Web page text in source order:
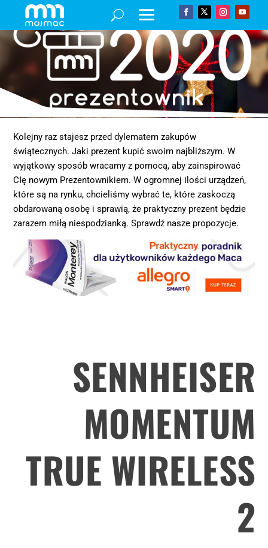
Kolejny raz stajesz przed dylematem zakupów
świątecznych. Jaki prezent kupić swoim najbliższym. W
wyjątkowy sposób wracamy z pomocą, aby zainspirować
CIę nowym Prezentownikiem. W ogromnej ilości urządzeń,
które są na rynku, chcieliśmy wybrać te, które zaskoczą
obdarowaną osobę i sprawią, że praktyczny prezent będzie
zarazem miłą niespodzianką. Sprawdź nasze propozycje.
SENNHEISER
MOMENTUM
TRUE WIRELESS
2